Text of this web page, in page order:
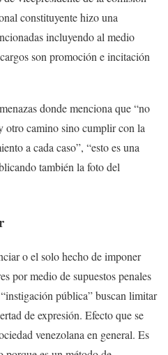
constituyente hizo una
incluyendo al medio
son promoción e incitación
donde menciona que “no
otro camino sino cumplir con la
a cada caso”, “esto es una
también la foto del
o el solo hecho de imponer
por medio de supuestos penales
pública” buscan limitar
de expresión. Efecto que se
venezolana en general. Es